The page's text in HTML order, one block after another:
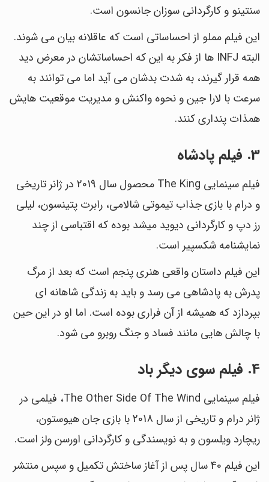
سنتینو و کارگردانی سوزان جانسون است.
این فیلم مملو از احساساتی است که عاقلانه بیان می شوند.
البته INFJ ها از فکر به این که احساساتشان در معرض دید
همه قرار گیرند، به شدت بدشان می آید اما می توانند به
سرعت با لارا جین و نحوه واکنش و مدیریت موقعیت هایش
همذات پنداری کنند.
3. فیلم پادشاه
فیلم سینمایی The King محصول سال 2019 در ژانر تاریخی
و درام با بازی جذاب تیموتی شالامی، رابرت پتینسون، لیلی
رز دپ و کارگردانی دیوید میشد بوده که اقتباسی از چند
نمایشنامه شکسپیر است.
این فیلم داستان واقعی هنری پنجم است که بعد از مرگ
پدرش به پادشاهی می رسد و باید به زندگی شاهانه ای
بپردازد که همیشه از آن فراری بوده است. اما او در این حین
با چالش هایی مانند فساد و جنگ روبرو می شود.
4. فیلم سوی دیگر باد
فیلم سینمایی The Other Side Of The Wind، فیلمی در
ژانر درام و تاریخی از سال 2018 با بازی جان هیوستون،
ریچارد ویلسون و به نویسندگی و کارگردانی اورسن ولز است.
این فیلم 40 سال پس از آغاز ساختش تکمیل و سپس منتشر